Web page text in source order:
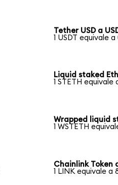
Tether USD a
1 USDT equivale
Liquid staked
1 STETH equivale
Wrapped liquid
1 WSTETH
Chainlink Token
1 LINK equivale a